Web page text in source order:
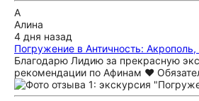
А
Алина
4 дня назад
Погружение в Античность:
Благодарю Лидию за прекрасную
рекомендации по Афинам ❤️